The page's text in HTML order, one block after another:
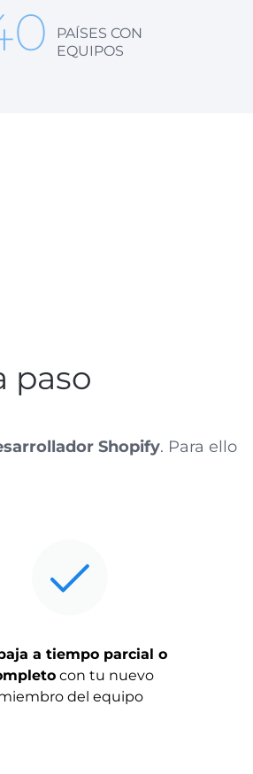
PAÍSES CON
EQUIPOS
paso
Shopify. Para ello
a tiempo parcial o
con tu nuevo
del equipo